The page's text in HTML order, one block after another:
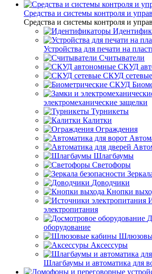
Средства и системы контроля и
Средства и системы контроля и
Устройства для печати на
Считыватели
СКУД
СКУД сетевые
электромеханические защелки
Турникеты
Калитки
Ограждения
Шлагбаумы
Светофоры
Доводчики
Кнопки
электропитания
оборудование
Аксессуры
Шлагбаумы и автоматика для